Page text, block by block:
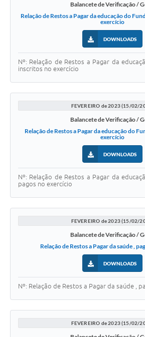
Balancete de Verificação /
Relação de Restos a Pagar da educação do
exercício
DOWNLOADS
Nº: Relação de Restos a Pagar da
inscritos no exercício
FEVEREIRO de 2023 (15/02/
Balancete de Verificação /
Relação de Restos a Pagar da educação do
exercício
DOWNLOADS
Nº: Relação de Restos a Pagar da
pagos no exercício
FEVEREIRO de 2023 (15/02/
Balancete de Verificação /
Relação de Restos a Pagar da saúde ,
DOWNLOADS
Nº: Relação de Restos a Pagar da saúde ,
FEVEREIRO de 2023 (15/02/